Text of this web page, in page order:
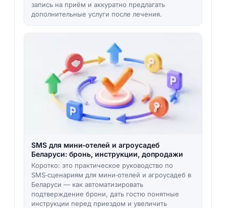
запись на приём и аккуратно предлагать
дополнительные услуги после лечения.
SMS для мини‑отелей и агроусадеб
Беларуси: бронь, инструкции, допродажи
Коротко: это практическое руководство по
SMS‑сценариям для мини‑отелей и агроусадеб в
Беларуси — как автоматизировать
подтверждение брони, дать гостю понятные
инструкции перед приездом и увеличить